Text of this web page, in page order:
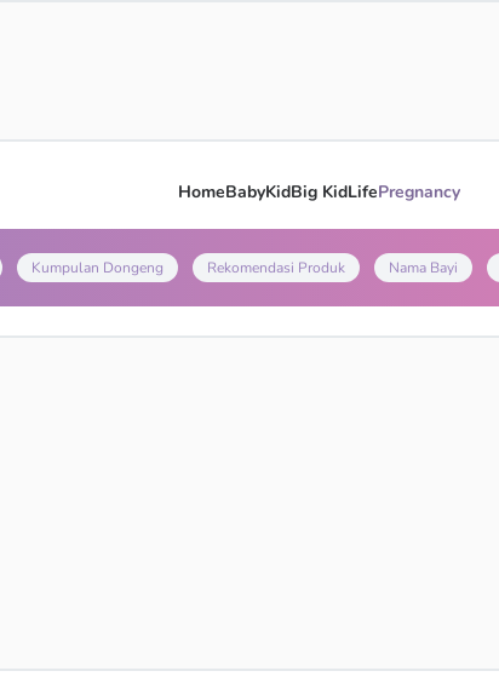
HomeBabyKidBig KidLifePregnancy
Kumpulan Dongeng Rekomendasi Produk Nama Bayi